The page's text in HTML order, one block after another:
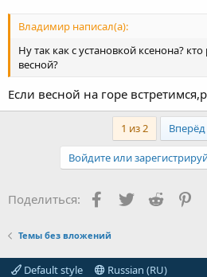
Владимир написал(а):
Ну так как с установкой ксенона?
весной?
Если весной на горе
1 из 2 Вперёд
Войдите или
Поделиться: Facebook
TwitterReddit
Темы без вложений
Default style Russian (RU)